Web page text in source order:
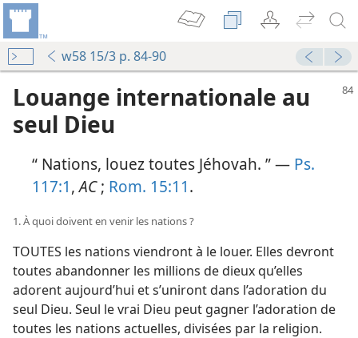
w58 15/3 p. 84-90
Louange internationale au
seul Dieu
“ Nations, louez toutes Jéhovah. ” — Ps.
117:1,AC; Rom. 15:11.
1. À quoi doivent en venir les nations ?
TOUTES les nations viendront à le louer. Elles devront
toutes abandonner les millions de dieux qu’elles
adorent aujourd’hui et s’uniront dans l’adoration du
seul Dieu. Seul le vrai Dieu peut gagner l’adoration de
toutes les nations actuelles, divisées par la religion.